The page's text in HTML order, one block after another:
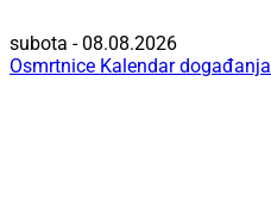
subota - 08.08.2026
Osmrtnice Kalendar događanja